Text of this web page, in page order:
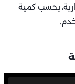
400–450 سعرة حرارية، بحسب كمية